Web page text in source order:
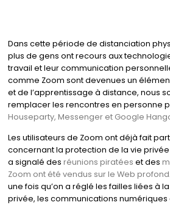
Dans cette période de distanciation
plus de gens ont recours aux
travail et leur communication
comme Zoom sont devenues un
et de l’apprentissage à distance, nous
remplacer les rencontres en personne
Houseparty, Messenger et Google
Les utilisateurs de Zoom ont déjà fait
concernant la protection de la vie
a signalé des réunions piratées et des
Zoom ont été vendus sur le Web profond
une fois qu’on a réglé les failles liées à
privée, les communications